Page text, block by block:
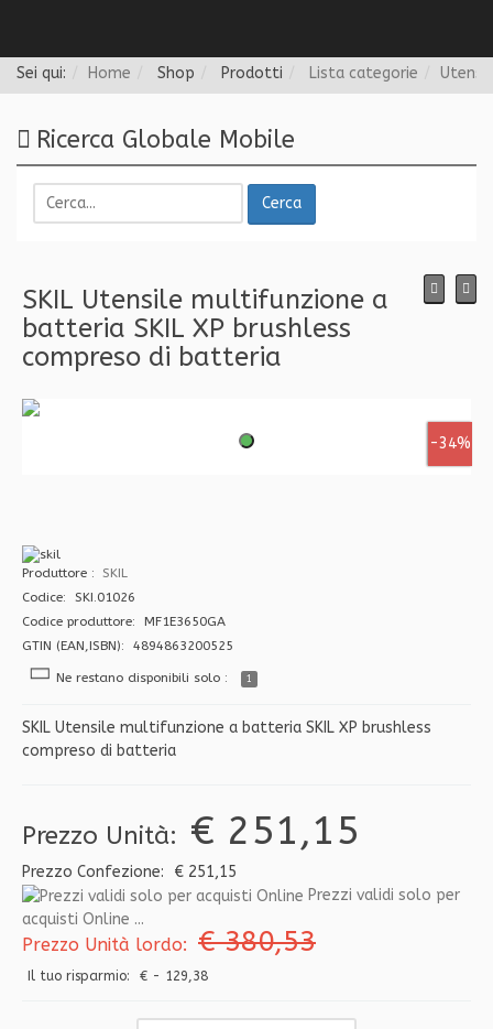
Sei qui: Home Shop Prodotti Lista categorie
Ricerca Globale Mobile
Cerca
SKIL Utensile multifunzione a
batteria SKIL XP brushless
compreso di batteria
-34%
Produttore
SKIL
Codice: SKI.01026
Codice produttore: MF1E3650GA
GTIN (EAN,ISBN): 4894863200525
Ne restano disponibili solo : 1
SKIL Utensile multifunzione a batteria SKIL XP brushless
compreso di batteria
Prezzo Unità: € 251,15
Prezzo Confezione:
€ 251,15
Prezzi validi solo per
acquisti Online ...
Prezzo Unità lordo: € 380,53
Il tuo risparmio: € - 129,38